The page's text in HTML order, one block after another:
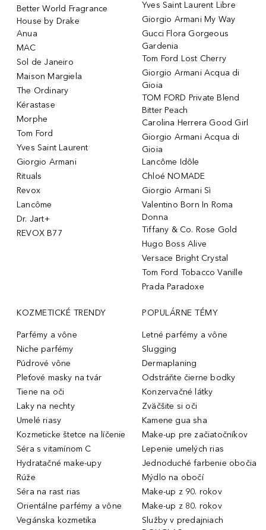
Better World Fragrance
House by Drake
Anua
MAC
Sol de Janeiro
Maison Margiela
The Ordinary
Kérastase
Morphe
Tom Ford
Yves Saint Laurent
Giorgio Armani
Rituals
Revox
Lancôme
Dr. Jart+
REVOX B77
Yves Saint Laurent Libre
Giorgio Armani My Way
Gucci Flora Gorgeous
Gardenia
Tom Ford Lost Cherry
Giorgio Armani Acqua di
Gioia
TOM FORD Private Blend
Bitter Peach
Carolina Herrera Good Girl
Giorgio Armani Acqua di
Gioia
Lancôme Idôle
Chloé NOMADE
Giorgio Armani Sì
Valentino Born In Roma
Donna
Tiffany & Co. Rose Gold
Hugo Boss Alive
Versace Bright Crystal
Tom Ford Tobacco Vanille
Prada Paradoxe
KOZMETICKÉ TRENDY
Parfémy a vône
Niche parfémy
Púdrové vône
Pleťové masky na tvár
Tiene na oči
Laky na nechty
Umelé riasy
Kozmeticke štetce na líčenie
Séra s vitamínom C
Hydratačné make-upy
Rúže
Séra na rast rias
Orientálne parfémy a vône
Vegánska kozmetika
POPULÁRNE TÉMY
Letné parfémy a vône
Slugging
Dermaplaning
Odstráňte čierne bodky
Konzervačné látky
Zväčšite si oči
Kamene gua sha
Make-up pre začiatočníkov
Lepenie umelých rias
Jednoduché farbenie obočia
Mýdlo na obočí
Make-up z 90. rokov
Make-up z 80. rokov
Služby v predajniach